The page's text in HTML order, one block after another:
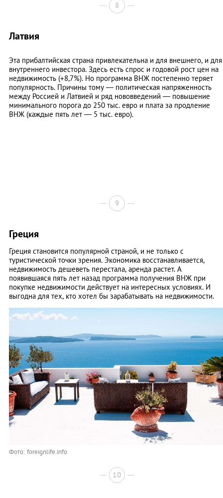
8
Латвия
Эта прибалтийская страна привлекательна и для внешнего, и для
внутреннего инвестора. Здесь есть спрос и годовой рост цен на
недвижимость (+8,7%). Но программа ВНЖ постепенно теряет
популярность. Причины тому — политическая напряженность
между Россией и Латвией и ряд нововведений — повышение
минимального порога до 250 тыс. евро и плата за продление
ВНЖ (каждые пять лет — 5 тыс. евро).
9
Греция
Греция становится популярной страной, и не только с
туристической точки зрения. Экономика восстанавливается,
недвижимость дешеветь перестала, аренда растет. А
появившаяся пять лет назад программа получения ВНЖ при
покупке недвижимости действует на интересных условиях. И
выгодна для тех, кто хотел бы зарабатывать на недвижимости.
Фото: foreignlife.info
10